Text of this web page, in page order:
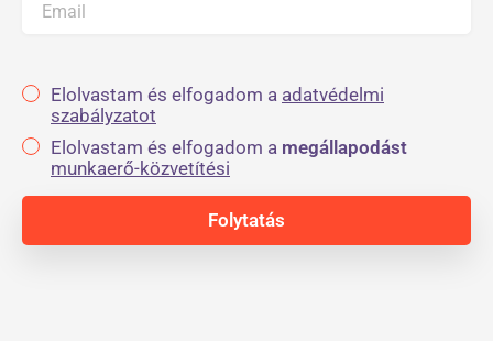
Email
Elolvastam és elfogadom a adatvédelmi
szabályzatot
Elolvastam és elfogadom a megállapodást
munkaerő-közvetítési